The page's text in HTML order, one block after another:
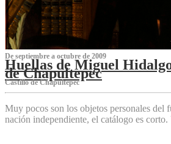
De septiembre a octubre de 2009
Huellas de Miguel
de Chapultepec
Castillo de Chapultepec
Muy pocos son los objetos personales del
nación independiente, el catálogo es